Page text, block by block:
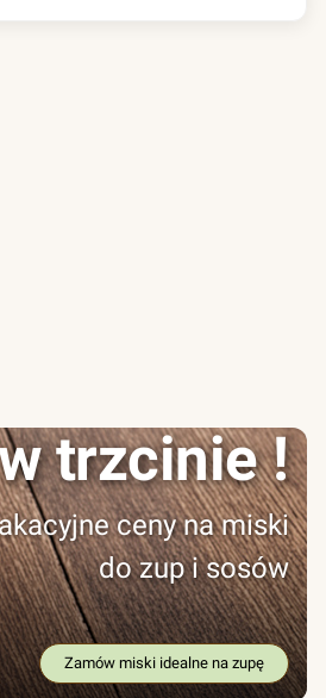
trzcinie !
ceny na miski
do zup i sosów
Zamów miski idealne na zupę